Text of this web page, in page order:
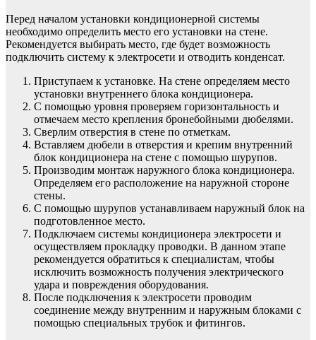
Перед началом установки кондиционерной системы
необходимо определить место его установки на стене.
Рекомендуется выбирать место, где будет возможность
подключить систему к электросети и отводить конденсат.
Приступаем к установке. На стене определяем место
установки внутреннего блока кондиционера.
С помощью уровня проверяем горизонтальность и
отмечаем место крепления бронебойными дюбелями.
Сверлим отверстия в стене по отметкам.
Вставляем дюбели в отверстия и крепим внутренний
блок кондиционера на стене с помощью шурупов.
Производим монтаж наружного блока кондиционера.
Определяем его расположение на наружной стороне
стены.
С помощью шурупов устанавливаем наружный блок на
подготовленное место.
Подключаем системы кондиционера электросети и
осуществляем прокладку проводки. В данном этапе
рекомендуется обратиться к специалистам, чтобы
исключить возможность получения электрического
удара и повреждения оборудования.
После подключения к электросети проводим
соединение между внутренним и наружным блоками с
помощью специальных трубок и фитингов.